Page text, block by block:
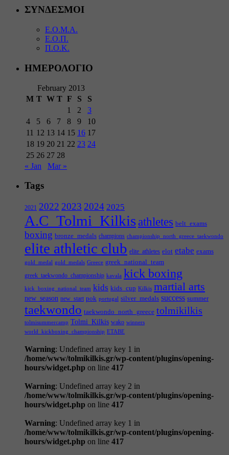
ΣΥΝΔΕΣΜΟΙ
Ε.Ο.Μ.Α.
Ε.Ο.Π.
Π.Ο.Κ.
ΗΜΕΡΟΛΟΓΙΟ
February 2013
M T W T F S
S
1
2
3
4
5 6 7 8 9
10
11 12 13 14 15 16 17
18 19 20 21 22 23 24
25 26 27 28
« Jan
Mar »
Tags
2021 2022 2023 2024 2025
A.C_Tolmi_Kilkis athletes belt_exams
boxing bronze_medals champions championship_north_greece_taekwondo
elite athletic club elite_athletes elot etabe exams
gold_medal gold_medals Greece greek_national_team
greek_taekwondo_championship kavala kick boxing
kick_boxing_national_team kids kids_cup Kilkis martial arts
new_season new_start pok portugal silver_medals success summer
taekwondo taekwondo_north_greece tolmikilkis
tolmisummercamp Tolmi_Kilkis wako winners
world_kickboxing_championship ΕΤΑΒΕ
Warning: Undefined array key 1 in
/home/www/tolmikilkis.gr/wp-content/plugins/opening-
hours/widget.php on line 417
Warning: Undefined array key 2 in
/home/www/tolmikilkis.gr/wp-content/plugins/opening-
hours/widget.php on line 417
Warning: Undefined array key 1 in
/home/www/tolmikilkis.gr/wp-content/plugins/opening-
hours/widget.php on line 417